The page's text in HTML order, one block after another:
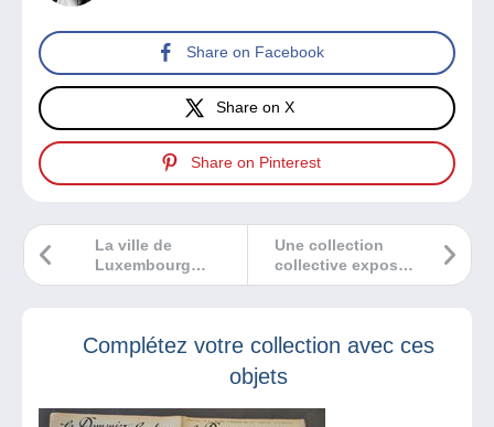
Share on Facebook
Share on X
Share on Pinterest
Une collection
collective exposée
dans vos rues !
La ville de
Luxembourg
célèbre ses 25 ans
l’Unesco
Complétez votre collection avec ces
objets